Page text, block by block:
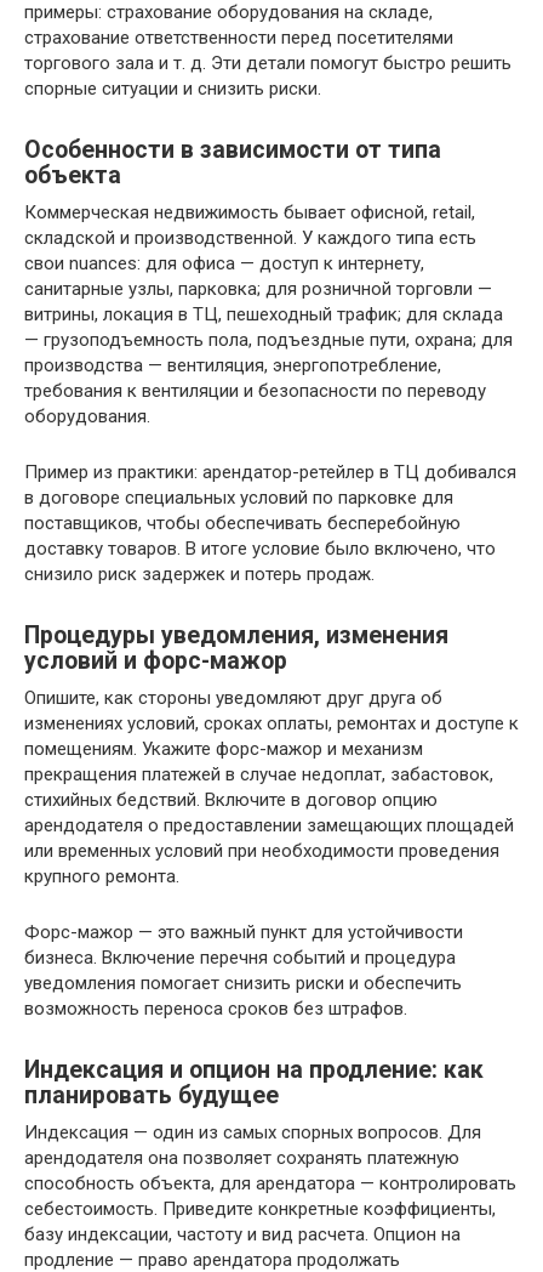
примеры: страхование оборудования на складе,
страхование ответственности перед посетителями
торгового зала и т. д. Эти детали помогут быстро решить
спорные ситуации и снизить риски.
Особенности в зависимости от типа
объекта
Коммерческая недвижимость бывает офисной, retail,
складской и производственной. У каждого типа есть
свои nuances: для офиса — доступ к интернету,
санитарные узлы, парковка; для розничной торговли —
витрины, локация в ТЦ, пешеходный трафик; для склада
— грузоподъемность пола, подъездные пути, охрана; для
производства — вентиляция, энергопотребление,
требования к вентиляции и безопасности по переводу
оборудования.
Пример из практики: арендатор-ретейлер в ТЦ добивался
в договоре специальных условий по парковке для
поставщиков, чтобы обеспечивать бесперебойную
доставку товаров. В итоге условие было включено, что
снизило риск задержек и потерь продаж.
Процедуры уведомления, изменения
условий и форс-мажор
Опишите, как стороны уведомляют друг друга об
изменениях условий, сроках оплаты, ремонтах и доступе к
помещениям. Укажите форс-мажор и механизм
прекращения платежей в случае недоплат, забастовок,
стихийных бедствий. Включите в договор опцию
арендодателя о предоставлении замещающих площадей
или временных условий при необходимости проведения
крупного ремонта.
Форс-мажор — это важный пункт для устойчивости
бизнеса. Включение перечня событий и процедура
уведомления помогает снизить риски и обеспечить
возможность переноса сроков без штрафов.
Индексация и опцион на продление: как
планировать будущее
Индексация — один из самых спорных вопросов. Для
арендодателя она позволяет сохранять платежную
способность объекта, для арендатора — контролировать
себестоимость. Приведите конкретные коэффициенты,
базу индексации, частоту и вид расчета. Опцион на
продление — право арендатора продолжать